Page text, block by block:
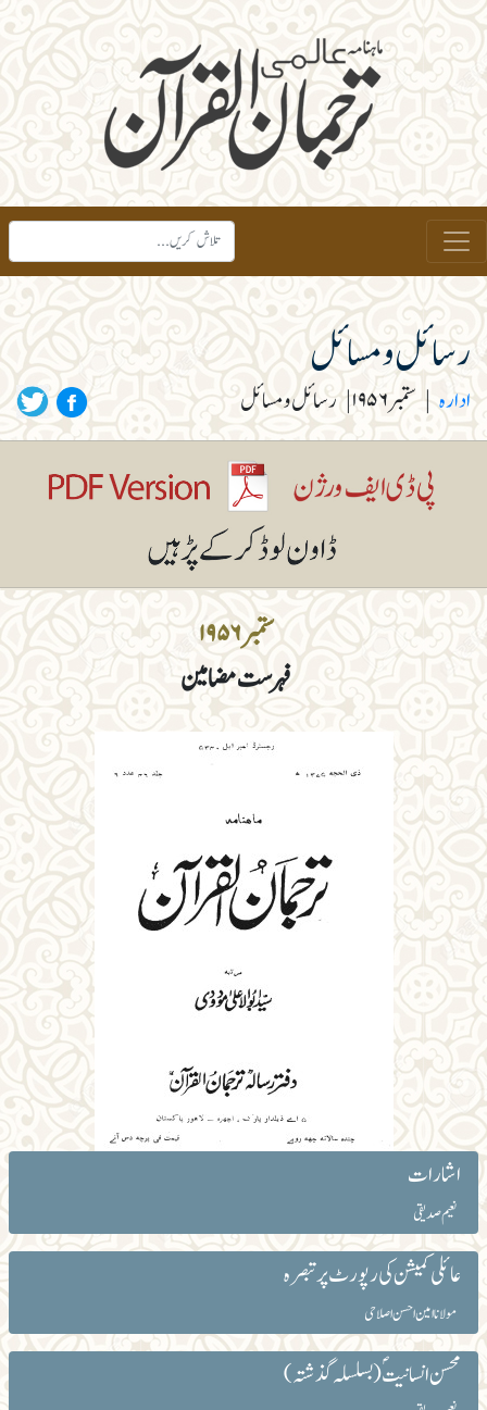
ستمبر ۱۹۵۶
فہرست مضامین
رسائل و مسائل
ادارہ | ستمبر ۱۹۵۶ | رسائل ومسائل
اشارات
نعیم صدیقی
عائلی کمیشن کی رپورٹ پر تبصرہ
مولانا امین احسن اصلاحی
محسن انسانیؐت(بسلسلہ گذشتہ)